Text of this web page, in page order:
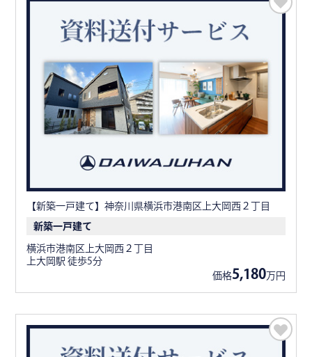
【新築一戸建て】神奈川県横浜市港南区上大岡西２丁目
新築一戸建て
横浜市港南区上大岡西２丁目
上大岡駅 徒歩5分
価格5,180万円